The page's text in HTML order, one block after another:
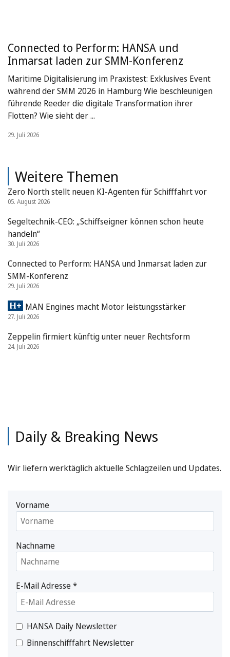
Connected to Perform: HANSA und
Inmarsat laden zur SMM-Konferenz
Maritime Digitalisierung im Praxistest: Exklusives Event
während der SMM 2026 in Hamburg Wie beschleunigen
führende Reeder die digitale Transformation ihrer
Flotten? Wie sieht der ...
29. Juli 2026
Weitere Themen
Zero North stellt neuen KI-Agenten für Schifffahrt vor
05. August 2026
Segeltechnik-CEO: „Schiffseigner können schon heute
handeln“
30. Juli 2026
Connected to Perform: HANSA und Inmarsat laden zur
SMM-Konferenz
29. Juli 2026
MAN Engines macht Motor leistungsstärker
27. Juli 2026
Zeppelin firmiert künftig unter neuer Rechtsform
24. Juli 2026
Daily & Breaking News
Wir liefern werktäglich aktuelle Schlagzeilen und Updates.
Vorname
Nachname
E-Mail Adresse*
HANSA Daily Newsletter
Binnenschifffahrt Newsletter